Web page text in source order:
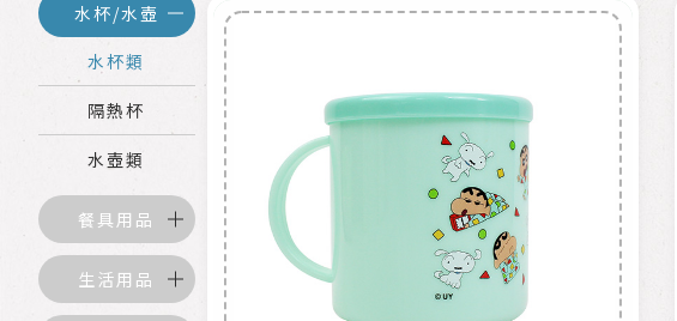
水杯/水壺
水杯類
隔熱杯
水壺類
餐具用品
生活用品